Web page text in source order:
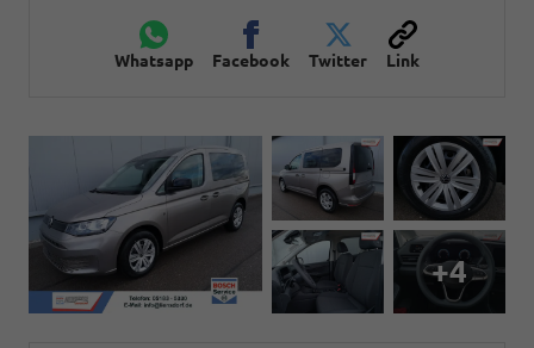
Whatsapp Facebook Twitter Link
+4